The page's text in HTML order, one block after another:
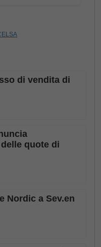
di vendita di
quote di
Nordic a Sev.en